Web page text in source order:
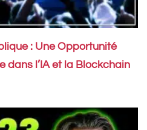
: Une Opportunité
dans l’IA et la Blockchain